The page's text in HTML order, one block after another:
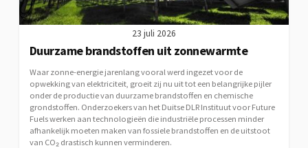
23 juli 2026
Duurzame brandstoffen uit zonnewarmte
Waar zonne-energie jarenlang vooral werd ingezet voor de
opwekking van elektriciteit, groeit zij nu uit tot een belangrijke pijler
onder de productie van duurzame brandstoffen en chemische
grondstoffen. Onderzoekers van het Duitse DLR Instituut voor Future
Fuels werken aan technologieën die industriële processen minder
afhankelijk moeten maken van fossiele brandstoffen en de uitstoot
van CO₂ drastisch kunnen verminderen.